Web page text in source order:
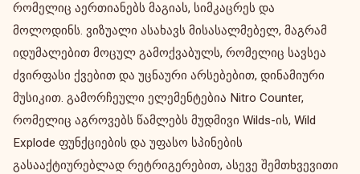
რომელიც აერთიანებს მაგიას, სიმკაცრეს და
მოლოდინს. ვიზუალი ასახავს მისასალმებელ, მაგრამ
იდუმალებით მოცულ გამოქვაბულს, რომელიც სავსეა
ძვირფასი ქვებით და უცნაური არსებებით, დინამიური
მუსიკით. გამორჩეული ელემენტებია Nitro Counter,
რომელიც აგროვებს წამლებს მუდმივი Wilds-ის, Wild
Explode ფუნქციების და უფასო სპინების
გასააქტიურებლად რეტრიგერებით, ასევე შემთხვევითი